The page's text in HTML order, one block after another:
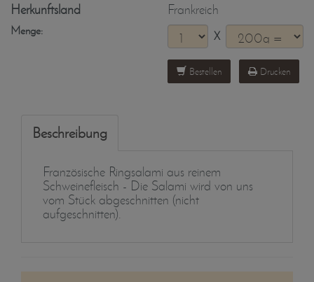
Herkunftsland
Frankreich
Menge: X
Bestellen Drucken
Beschreibung
Französische Ringsalami aus reinem
Schweinefleisch - Die Salami wird von uns
vom Stück abgeschnitten (nicht
aufgeschnitten).